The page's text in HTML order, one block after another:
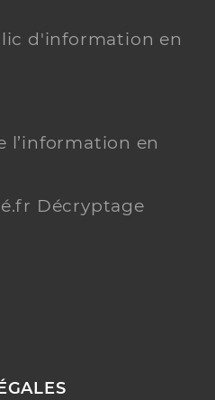
d'information en
l’information en
Décryptage